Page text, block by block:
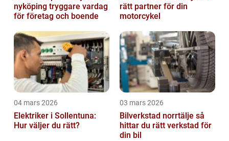
nyköping tryggare vardag
för företag och boende
rätt partner för din
motorcykel
04 mars 2026
Elektriker i Sollentuna:
Hur väljer du rätt?
03 mars 2026
Bilverkstad norrtälje så
hittar du rätt verkstad för
din bil